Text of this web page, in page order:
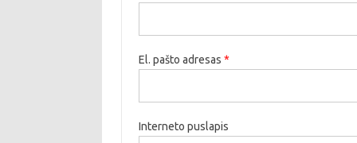
El. pašto adresas *
Interneto puslapis